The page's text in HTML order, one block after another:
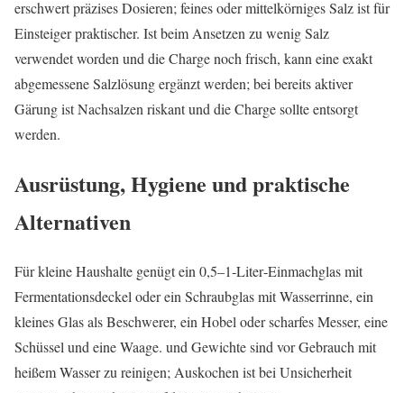
erschwert präzises Dosieren; feines oder mittelkörniges Salz ist für
Einsteiger praktischer. Ist beim Ansetzen zu wenig Salz
verwendet worden und die Charge noch frisch, kann eine exakt
abgemessene Salzlösung ergänzt werden; bei bereits aktiver
Gärung ist Nachsalzen riskant und die Charge sollte entsorgt
werden.
Ausrüstung, Hygiene und praktische
Alternativen
Für kleine Haushalte genügt ein 0,5–1‑Liter‑Einmachglas mit
Fermentationsdeckel oder ein Schraubglas mit Wasserrinne, ein
kleines Glas als Beschwerer, ein Hobel oder scharfes Messer, eine
Schüssel und eine Waage. und Gewichte sind vor Gebrauch mit
heißem Wasser zu reinigen; Auskochen ist bei Unsicherheit